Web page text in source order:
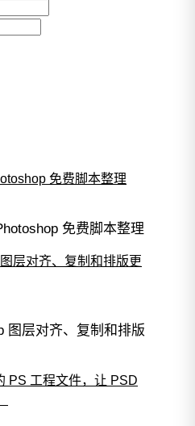
免费脚本整理
免费脚本整理
层对齐、复制和排版更
图层对齐、复制和排版
PS 工程文件，让 PSD